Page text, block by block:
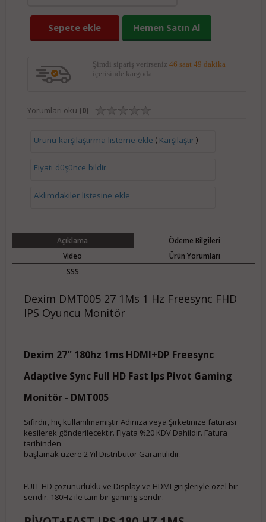
Sepete ekle Hemen Satın Al
Şimdi sipariş verirseniz 46 saat 49 dakika
içerisinde kargoda.
Yorumları oku (0)
Ürünü karşılaştırma listeme ekle ( Karşılaştır)
Fiyatı düşünce bildir
Aklımdakiler listesine ekle
Açıklama
Ödeme Bilgileri
Video
Ürün Yorumları
SSS
Dexim DMT005 27 1Ms 1 Hz Freesync FHD
IPS Oyuncu Monitör
Dexim 27'' 180hz 1ms HDMI+DP Freesync
Adaptive Sync Full HD Fast Ips Pivot Gaming
Monitör - DMT005
Sıfırdır, hiç kullanılmamıştır Adınıza veya Şirketinize faturası
kesilerek gönderilecektir. Fiyata %20 KDV Dahildir. Fatura
tarihinden
başlamak üzere 2 Yıl Distribütör Garantilidir.
FULL HD çözünürlüklü ve Display ve HDMI girişleriyle özel bir
seridir. 180Hz ile tam bir gaming seridir.